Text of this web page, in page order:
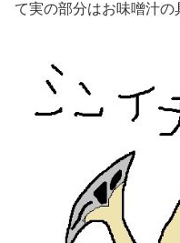
て実の部分はお味噌汁の